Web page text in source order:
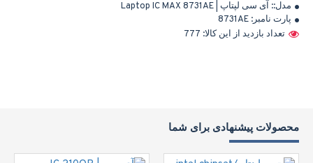
مدل:: آی سی لپتاپ | Laptop IC MAX 8731AE
پارت نامبر: 8731AE
تعداد بازدید از این کالا: 777
محصولات پیشنهادی برای شما